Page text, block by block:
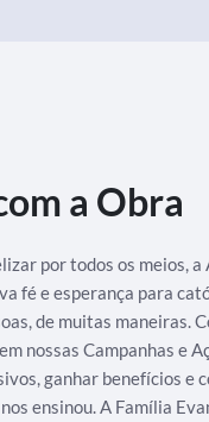
a Obra
por todos os meios, a
fé e esperança para
de muitas maneiras.
nossas Campanhas e
ganhar benefícios e
ensinou. A Família